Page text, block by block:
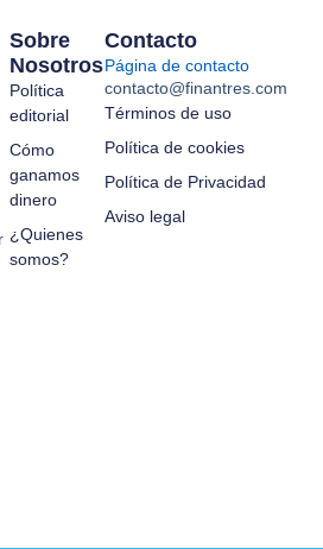
Sobre
Nosotros
Política
editorial
Cómo
ganamos
dinero
¿Quienes
somos?
Contacto
Página de contacto
contacto@finantres.com
Términos de uso
Política de cookies
Política de Privacidad
Aviso legal